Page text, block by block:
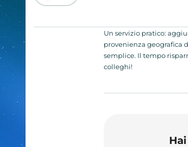
Un servizio pratico:
provenienza geografica
semplice. Il tempo
colleghi!